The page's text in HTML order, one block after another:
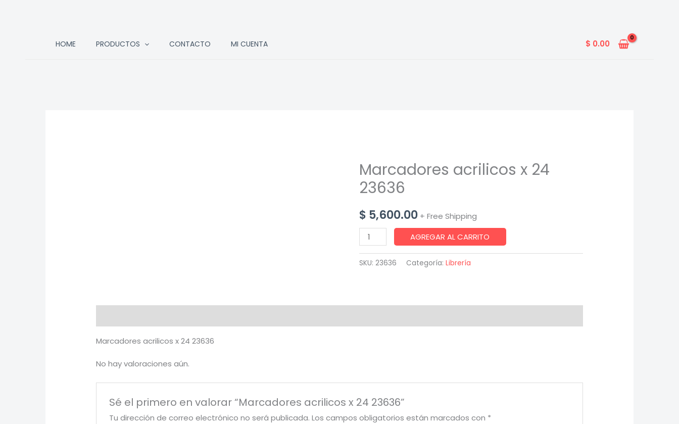
HOME PRODUCTOS CONTACTO MI CUENTA $ 0.00
Marcadores acrilicos x 24
23636
$ 5,600.00 + Free Shipping
Marcadores
acrilicos
x
AGREGAR AL CARRITO
SKU: 23636 Categoría: Librería
Marcadores acrilicos x 24 23636
No hay valoraciones aún.
Sé el primero en valorar “Marcadores acrilicos x 24 23636”
Tu dirección de correo electrónico no será publicada. Los campos obligatorios están marcados con *